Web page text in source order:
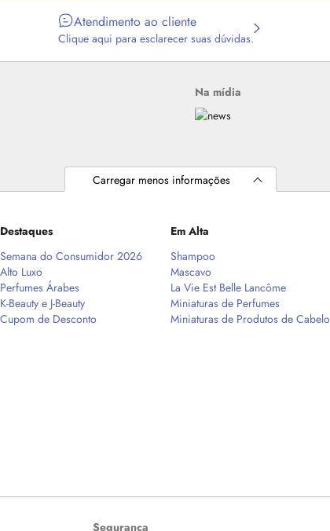
Atendimento ao cliente
Clique aqui para esclarecer suas dúvidas.
Na mídia
Carregar menos informações
Destaques
Semana do Consumidor 2026
Alto Luxo
Perfumes Árabes
K-Beauty e J-Beauty
Cupom de Desconto
Em Alta
Shampoo
Mascavo
La Vie Est Belle Lancôme
Miniaturas de Perfumes
Miniaturas de Produtos de Cabelo
Segurança